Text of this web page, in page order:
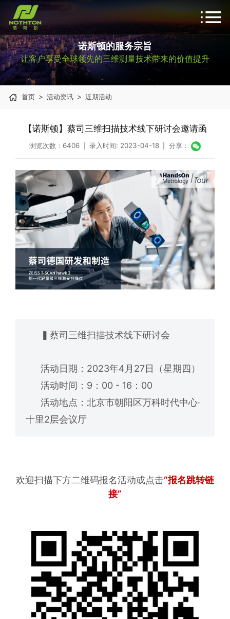
诺斯顿的服务宗旨
让客户享受全球领先的三维测量技术带来的价值提升
首页 > 活动资讯 > 近期活动
【诺斯顿】蔡司三维扫描技术线下研讨会邀请函
浏览次数：6406 录入时间: 2023-04-18 分享：
▍蔡司三维扫描技术线下研讨会
活动日期：2023年4月27日（星期四）
活动时间：9：00 - 16：00
活动地点：北京市朝阳区万科时代中心·
十里2层会议厅
欢迎扫描下方二维码报名活动或点击“报名跳转链
接”